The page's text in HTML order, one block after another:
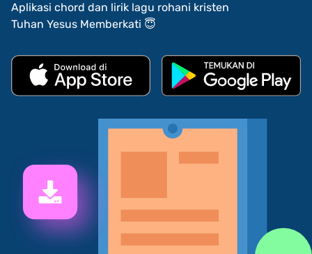
Aplikasi chord dan lirik lagu rohani kristen
Tuhan Yesus Memberkati 😇